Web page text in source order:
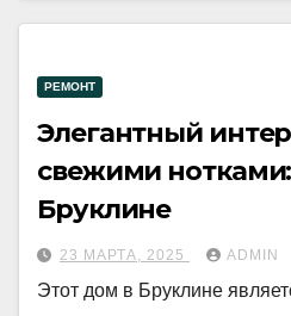
РЕМОНТ
Элегантный
свежими нотками:
Бруклине
23 МАРТА, 2025 ADMIN
Этот дом в Бруклине